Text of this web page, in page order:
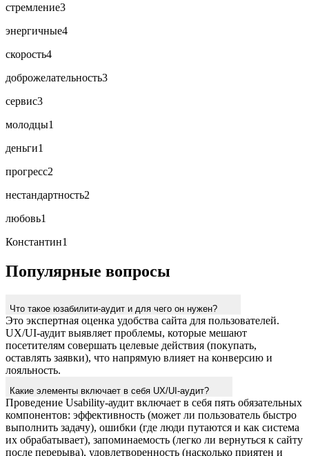
стремление3
энергичные4
скорость4
доброжелательность3
сервис3
молодцы1
деньги1
прогресс2
нестандартность2
любовь1
Константин1
Популярные вопросы
Что такое юзабилити-аудит и для чего он нужен?
Это экспертная оценка удобства сайта для пользователей.
UX/UI-аудит выявляет проблемы, которые мешают
посетителям совершать целевые действия (покупать,
оставлять заявки), что напрямую влияет на конверсию и
лояльность.
Какие элементы включает в себя UX/UI-аудит?
Проведение Usability-аудит включает в себя пять обязательных
компонентов: эффективность (может ли пользователь быстро
выполнить задачу), ошибки (где люди путаются и как система
их обрабатывает), запоминаемость (легко ли вернуться к сайту
после перерыва), удовлетворенность (насколько приятен и